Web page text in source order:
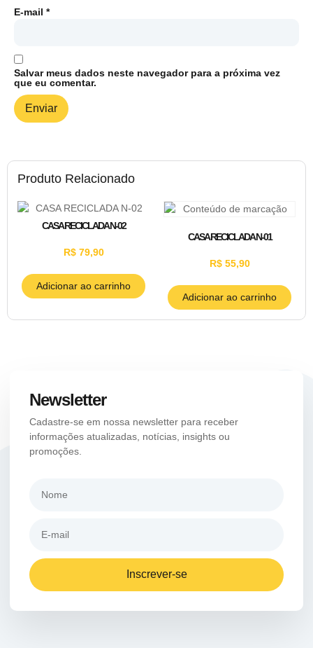
Produto Relacionado
CASA RECICLADA N-02
R$79,90
Adicionar ao carrinho
CASA RECICLADA N-01
R$55,90
Adicionar ao carrinho
E-mail *
Salvar meus dados neste navegador para a próxima vez
que eu comentar.
Newsletter
Cadastre-se em nossa newsletter para receber
informações atualizadas, notícias, insights ou
promoções.
Inscrever-se